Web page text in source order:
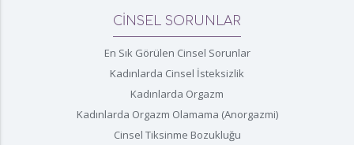
CİNSEL SORUNLAR
En Sık Görülen Cinsel Sorunlar
Kadınlarda Cinsel İsteksizlik
Kadınlarda Orgazm
Kadınlarda Orgazm Olamama (Anorgazmi)
Cinsel Tiksinme Bozukluğu